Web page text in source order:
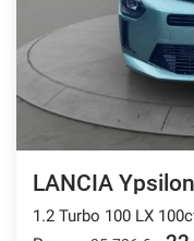
LANCIA Ypsilon
1.2 Turbo 100 LX